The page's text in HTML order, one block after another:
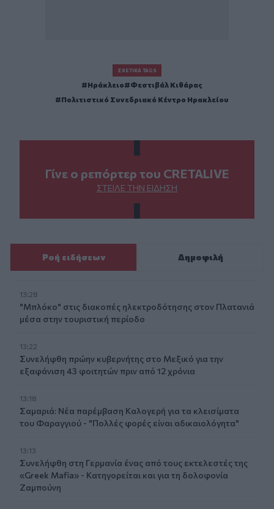
ΣΧΕΤΙΚΆ TAGS
Ηράκλειο
Φεστιβάλ Κιθάρας
Πολιτιστικό Συνεδριακό Κέντρο Ηρακλείου
Γίνε ο ρεπόρτερ του CRETALIVE
ΣΤΕΊΛΕ ΤΗΝ ΕΊΔΗΣΗ
Ροή ειδήσεων Δημοφιλή
13:28
"Μπλόκο" στις διακοπές ηλεκτροδότησης στον Πλατανιά
μέσα στην τουριστική περίοδο
13:22
Συνελήφθη πρώην κυβερνήτης στο Μεξικό για την
εξαφάνιση 43 φοιτητών πριν από 12 χρόνια
13:18
Σαμαριά: Νέα παρέμβαση Καλογερή για τα κλεισίματα
του Φαραγγιού - "Πολλές φορές είναι αδικαιολόγητα"
13:13
Συνελήφθη στη Γερμανία ένας από τους εκτελεστές της
«Greek Mafia» - Κατηγορείται και για τη δολοφονία
Ζαμπούνη